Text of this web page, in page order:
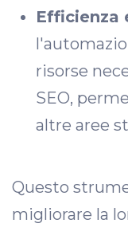
Efficienza
risorse
SEO,
altre aree
Questo
migliorare la